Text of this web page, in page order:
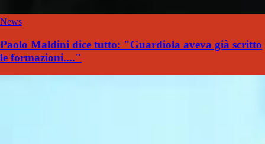
News
Paolo Maldini dice tutto: "Guardiola aveva già scritto
le formazioni...."